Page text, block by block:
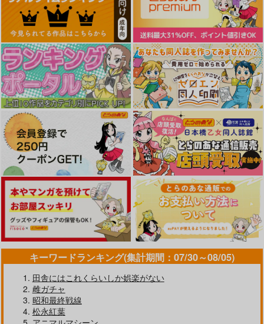
キーワードランキング(集計期間：07/30～08/05)
田舎にはこれくらいしか娯楽がない
雌ガチャ
昭和最終戦線
松永紅葉